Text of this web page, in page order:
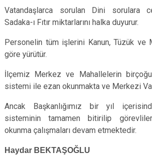
Vatandaşlarca sorulan Dini sorulara
Sadaka-ı Fıtır miktarlarını halka duyurur.
Personelin tüm işlerini Kanun, Tüzük ve
göre yürütür.
İlçemiz Merkez ve Mahallelerin
sistemi ile ezan okunmakta ve Merkezi
Ancak Başkanlığımız bir yıl
sisteminin tamamen bitirilip
okunma çalışmaları devam etmektedir.
Haydar BEKTAŞOĞLU